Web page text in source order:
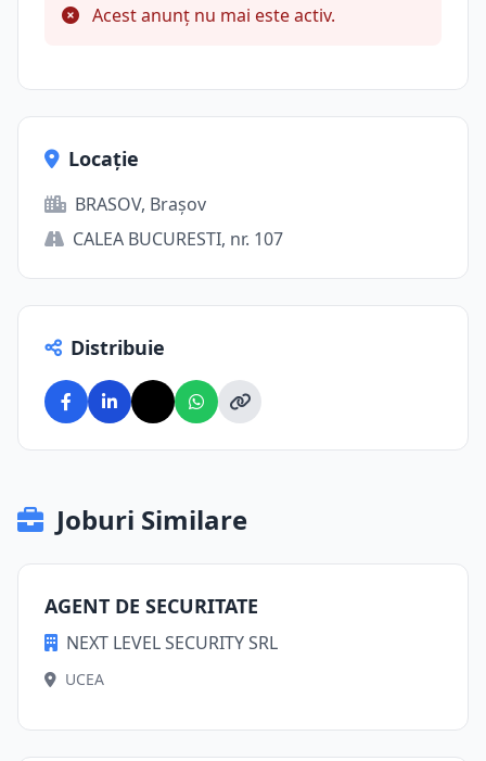
Acest anunț nu mai este activ.
Locație
BRASOV, Brașov
CALEA BUCURESTI, nr. 107
Distribuie
Joburi Similare
AGENT DE SECURITATE
NEXT LEVEL SECURITY SRL
UCEA